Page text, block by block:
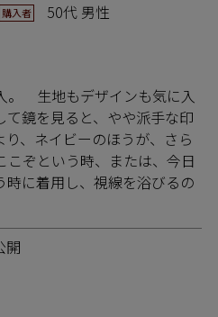
購入者 50代 男性
。　生地もデザインも気に入
て鏡を見ると、やや派手な印
、ネイビーのほうが、さら
こぞという時、または、今日
時に着用し、視線を浴びるの
開